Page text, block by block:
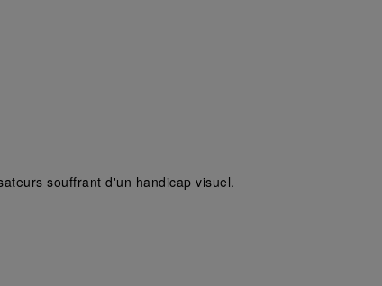
souffrant d'un handicap visuel.